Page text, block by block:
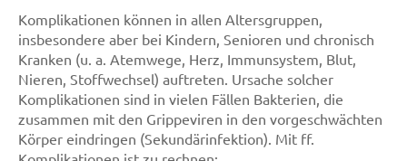
Komplikationen können in allen Altersgruppen,
insbesondere aber bei Kindern, Senioren und chronisch
Kranken (u. a. Atemwege, Herz, Immunsystem, Blut,
Nieren, Stoffwechsel) auftreten. Ursache solcher
Komplikationen sind in vielen Fällen Bakterien, die
zusammen mit den Grippeviren in den vorgeschwächten
Körper eindringen (Sekundärinfektion). Mit ff.